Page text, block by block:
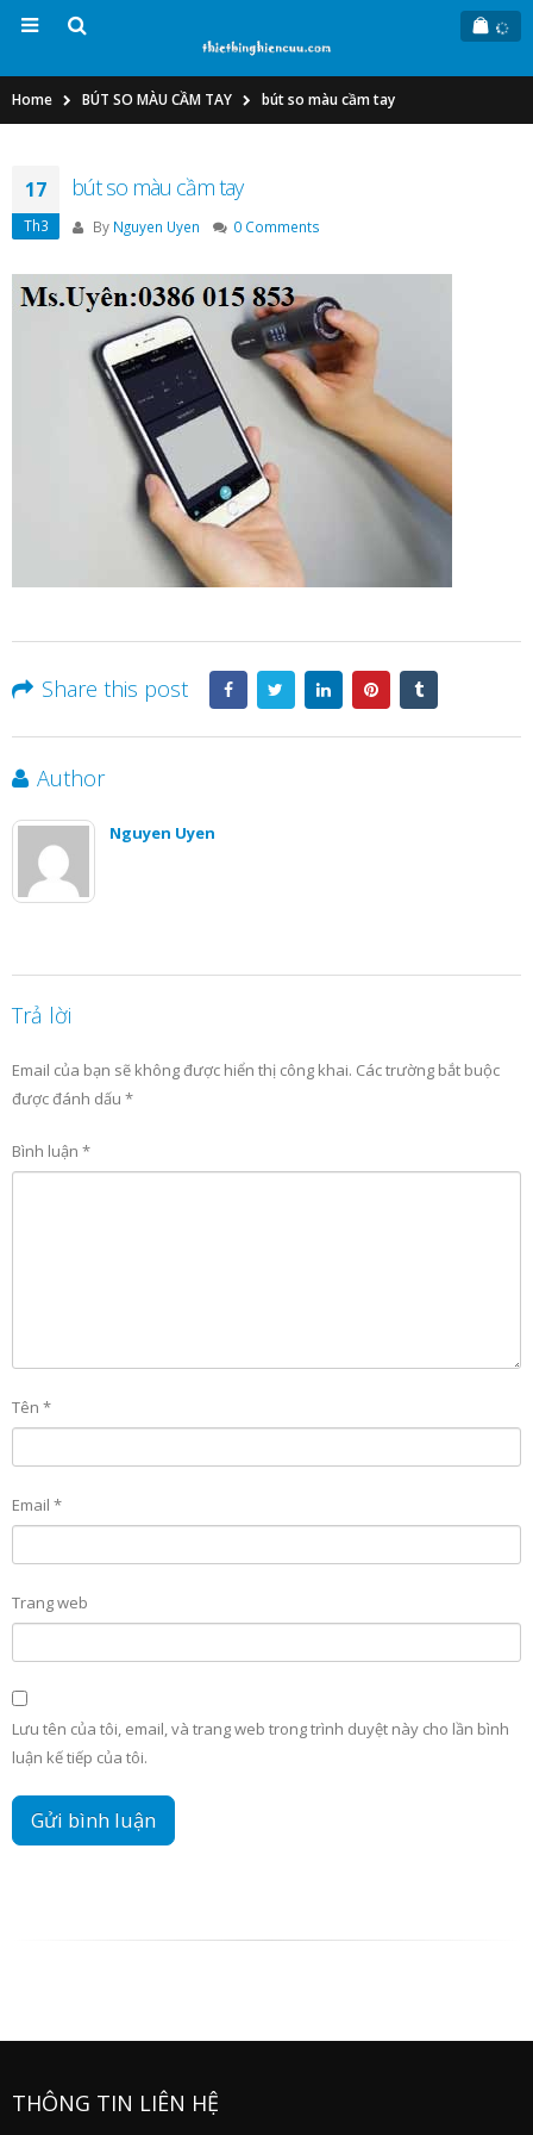
Home BÚT SO MÀU CẦM TAY bút so màu cầm tay
17
Th3
bút so màu cầm tay
By Nguyen Uyen 0 Comments
Share this post
Author
Nguyen Uyen
Trả lời
Email của bạn sẽ không được hiển thị công khai. Các trường bắt buộc
được đánh dấu *
Bình luận *
Tên *
Email *
Trang web
Lưu tên của tôi, email, và trang web trong trình duyệt này cho lần bình
luận kế tiếp của tôi.
THÔNG TIN LIÊN HỆ